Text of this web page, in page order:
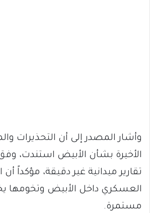
وأشار المصدر إلى أن التحذيرات
الأخيرة بشأن الأبيض استندت، وفق
تقارير ميدانية غير دقيقة، مؤكداً
العسكري داخل الأبيض وتخومها
مستمرة.